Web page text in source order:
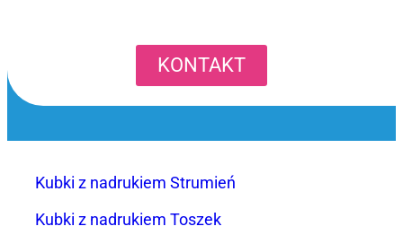
KONTAKT
Kubki z nadrukiem Strumień
Kubki z nadrukiem Toszek